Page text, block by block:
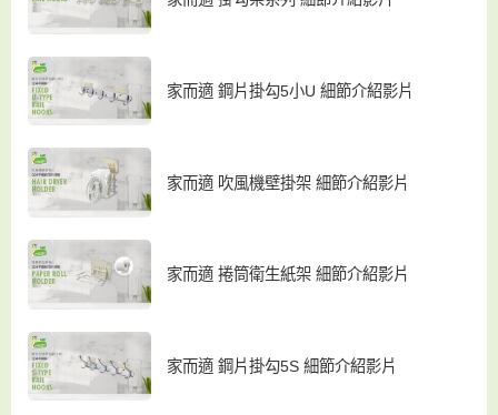
家而適 鋼片掛勾5小U 細節介紹影片
家而適 吹風機壁掛架 細節介紹影片
家而適 捲筒衛生紙架 細節介紹影片
家而適 鋼片掛勾5S 細節介紹影片